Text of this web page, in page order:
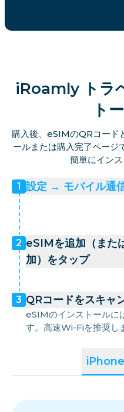
iRoamly トラ
ト
購入後、eSIMのQRコード
ールまたは購入完了ページ
簡単にインス
iPhone
1 設定 → モバイル通
2 eSIMを追加（また
加）をタップ
3 QRコードをスキャ
eSIMのインストールに
す。高速Wi-Fiを推奨し